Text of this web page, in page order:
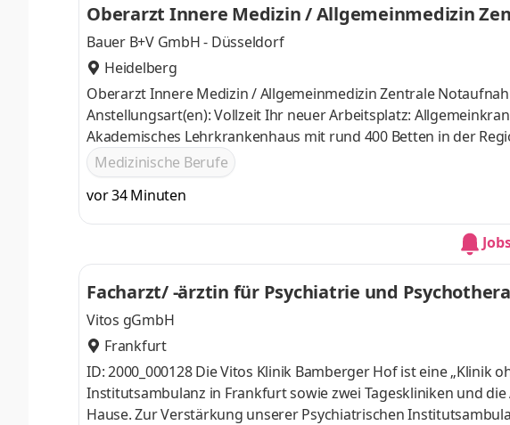
ihren Alltag zu erleichtern. Durch die Versorg
Bauer B+V GmbH - Düsseldorf
Heidelberg
Oberarzt Innere Medizin / Allgemeinmedizin Zentrale
Anstellungsart(en): Vollzeit Ihr neuer Arbeitsplatz:
Akademisches Lehrkrankenhaus mit rund 400 Betten in der
Notaufnahme ist Anlaufstelle für mehr als 23.000
moderner Medizin zur Notfalldiagnostik und Akutbehandlung
Notaufnahme angegliedert.
Medizinische Berufe
vor 34 Minuten
Facharzt/ -ärztin für Psychiatrie und
Vitos gGmbH
Frankfurt
ID: 2000_000128 Die Vitos Klinik Bamberger Hof ist eine „Klinik
Institutsambulanz in Frankfurt sowie zwei Tageskliniken und
Hause. Zur Verstärkung unserer Psychiatrischen